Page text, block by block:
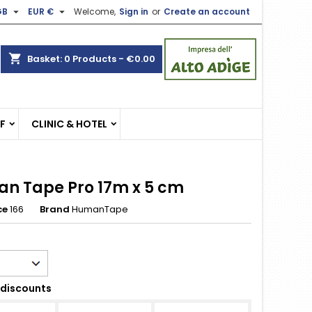
Welcome, Sign in or Create an account
EUR € 

shopping_cart Basket: 0 Products - €0.00
CLINIC & HOTEL
Tape Pro 17m x 5 cm
166 Brand HumanTape
×
×
×